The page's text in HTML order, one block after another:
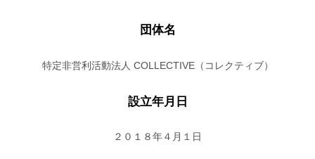
団体名
特定非営利活動法人 COLLECTIVE（コレクティブ）
設立年月日
２０１８年４月１日